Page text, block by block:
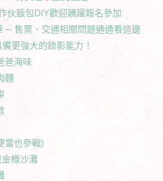
伙飯包DIY歡迎踴躍報名參加
─ 售票、交通相關問題通通看這邊
更強大的錄影能力！
爸海味
麵
當也參戰)
樽沙灘